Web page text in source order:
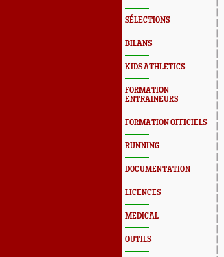
SÉLECTIONS
BILANS
KIDS ATHLETICS
FORMATION
ENTRAINEURS
FORMATION OFFICIELS
RUNNING
DOCUMENTATION
LICENCES
MEDICAL
OUTILS